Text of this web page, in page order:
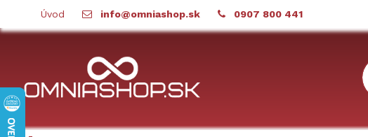
Úvod info@omniashop.sk 0907 800 441